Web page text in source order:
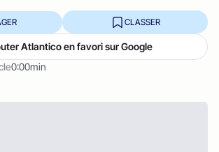
0:00min
CLASSER
Atlantico en favori sur Google